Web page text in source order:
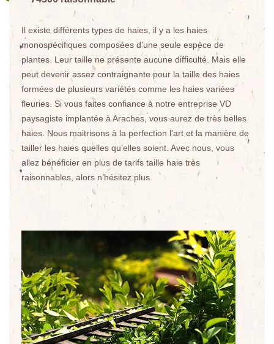
Il existe différents types de haies, il y a les haies
monospécifiques composées d’une seule espèce de
plantes. Leur taille ne présente aucune difficulté. Mais elle
peut devenir assez contraignante pour la taille des haies
formées de plusieurs variétés comme les haies variées
fleuries. Si vous faites confiance à notre entreprise VD
paysagiste implantée à Araches, vous aurez de très belles
haies. Nous maitrisons à la perfection l’art et la manière de
tailler les haies quelles qu’elles soient. Avec nous, vous
allez bénéficier en plus de tarifs taille haie très
raisonnables, alors n’hésitez plus.